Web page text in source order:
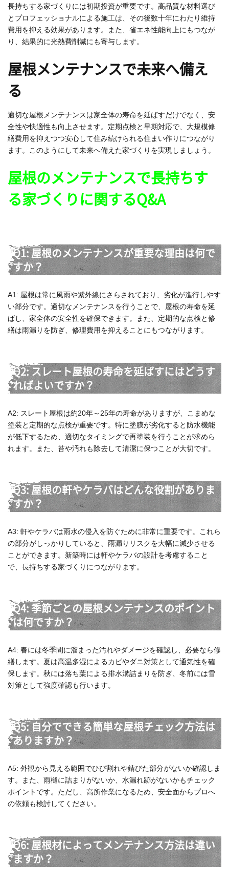
長持ちする家づくりには初期投資が重要です。高品質な材料選び
とプロフェッショナルによる施工は、その後数十年にわたり維持
費用を抑える効果があります。また、省エネ性能向上にもつなが
り、結果的に光熱費削減にも寄与します。
屋根メンテナンスで未来へ備え
る
適切な屋根メンテナンスは家全体の寿命を延ばすだけでなく、安
全性や快適性も向上させます。定期点検と早期対応で、大規模修
繕費用を抑えつつ安心して住み続けられる住まい作りにつながり
ます。このようにして未来へ備えた家づくりを実現しましょう。
屋根のメンテナンスで長持ちす
る家づくりに関するQ&A
Q1: 屋根のメンテナンスが重要な理由は何で
すか？
A1: 屋根は常に風雨や紫外線にさらされており、劣化が進行しやす
い部分です。適切なメンテナンスを行うことで、屋根の寿命を延
ばし、家全体の安全性を確保できます。また、定期的な点検と修
繕は雨漏りを防ぎ、修理費用を抑えることにもつながります。
Q2: スレート屋根の寿命を延ばすにはどうす
ればよいですか？
A2: スレート屋根は約20年～25年の寿命がありますが、こまめな
塗装と定期的な点検が重要です。特に塗膜が劣化すると防水機能
が低下するため、適切なタイミングで再塗装を行うことが求めら
れます。また、苔や汚れも除去して清潔に保つことが大切です。
Q3: 屋根の軒やケラバはどんな役割がありま
すか？
A3: 軒やケラバは雨水の侵入を防ぐために非常に重要です。これら
の部分がしっかりしていると、雨漏りリスクを大幅に減少させる
ことができます。新築時には軒やケラバの設計を考慮すること
で、長持ちする家づくりにつながります。
Q4: 季節ごとの屋根メンテナンスのポイント
は何ですか？
A4: 春には冬季間に溜まった汚れやダメージを確認し、必要なら修
繕します。夏は高温多湿によるカビやダニ対策として通気性を確
保します。秋には落ち葉による排水溝詰まりを防ぎ、冬前には雪
対策として強度確認も行います。
Q5: 自分でできる簡単な屋根チェック方法は
ありますか？
A5: 外観から見える範囲でひび割れや錆びた部分がないか確認しま
す。また、雨樋に詰まりがないか、水漏れ跡がないかもチェック
ポイントです。ただし、高所作業になるため、安全面からプロへ
の依頼も検討してください。
Q6: 屋根材によってメンテナンス方法は違い
ますか？